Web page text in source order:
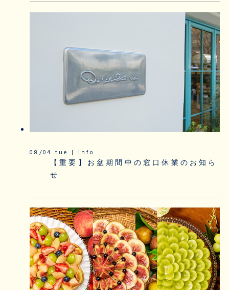
08/04 tue | info
【重要】お盆期間中の窓口休業のお知ら
せ